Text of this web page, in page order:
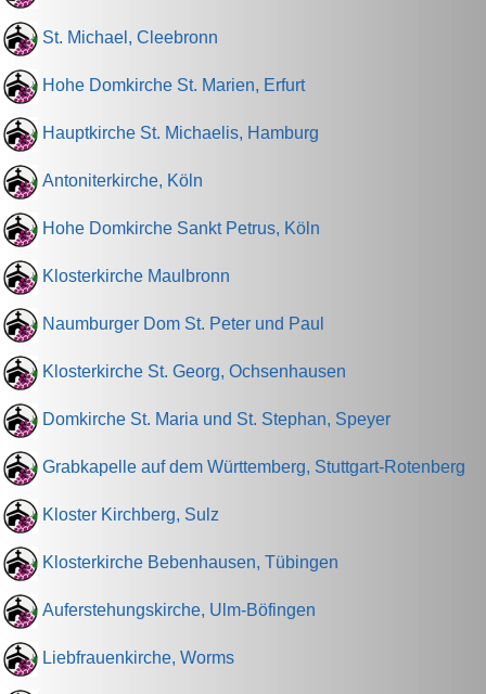
St. Michael, Cleebronn
Hohe Domkirche St. Marien, Erfurt
Hauptkirche St. Michaelis, Hamburg
Antoniterkirche, Köln
Hohe Domkirche Sankt Petrus, Köln
Klosterkirche Maulbronn
Naumburger Dom St. Peter und Paul
Klosterkirche St. Georg, Ochsenhausen
Domkirche St. Maria und St. Stephan, Speyer
Grabkapelle auf dem Württemberg, Stuttgart-Rotenberg
Kloster Kirchberg, Sulz
Klosterkirche Bebenhausen, Tübingen
Auferstehungskirche, Ulm-Böfingen
Liebfrauenkirche, Worms